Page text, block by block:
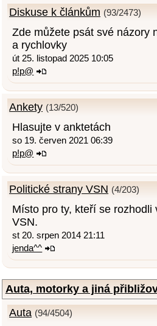
Diskuse k článkům (93/2473)
Zde můžete psát své názory
a rychlovky
út 25. listopad 2025 10:05
p!p@
Ankety (13/520)
Hlasujte v anktetách
so 19. červen 2021 06:39
p!p@
Politické strany VSN (4/203)
Místo pro ty, kteří se rozhodli
VSN.
st 20. srpen 2014 21:11
jenda^^
Auta, motorky a jiná
Auta (94/4504)